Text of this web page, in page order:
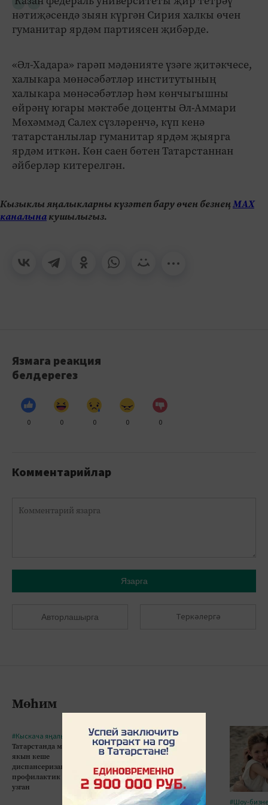
нәтиҗәсендә зыян күргән Сирия халкы өчен
гуманитар ярдәм партиясен җибәрде.
«Әл-Хадара» гарәп мәдәнияте үзәге җитәкчесе,
халыкара мөнәсәбәтләр институтының
халыкара мөнәсәбәтләр һәм көнчыгышны
өйрәнү югары мәктәбе доценты Әл-Аммари
Мөхәммәд Салех сүзләренчә, күп кенә
татарстанлылар гуманитар ярдәм җыярга
ярдәм иткән. Көн саен бөтен Татарстаннан
әйберләр китерелгән.
Кызыклы яңалыкларны күзәтеп бару өчен безнеңМАХ
каналынакушылыгыз.
Язмага реакция
белдерегез
0 0 0 0 0
Комментарийлар
Язарга
Авторлашырга Теркәлергә
Мөһим
#Кыскача яңалыклар
Татарстанда миллионга
якын кеше
диспансеризация һәм
профилактик тикшеренү
узган
#Кыскача яңалыклар
Казанда 5 яшьлек бала
10нчы кат тәрәзәсеннән
егылып һәлак булган
#Шоу-